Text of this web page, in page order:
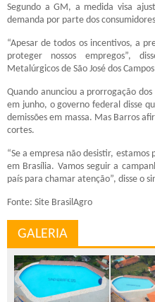
Segundo a GM, a medida visa
demanda por parte dos
“Apesar de todos os incentivos, a
proteger nossos empregos”,
Metalúrgicos de São José dos
Quando anunciou a prorrogação
em junho, o governo federal disse
demissões em massa. Mas Barros
cortes.
“Se a empresa não desistir,
em Brasília. Vamos seguir a
país para chamar atenção”, disse o
Fonte: Site BrasilAgro
GALERIA